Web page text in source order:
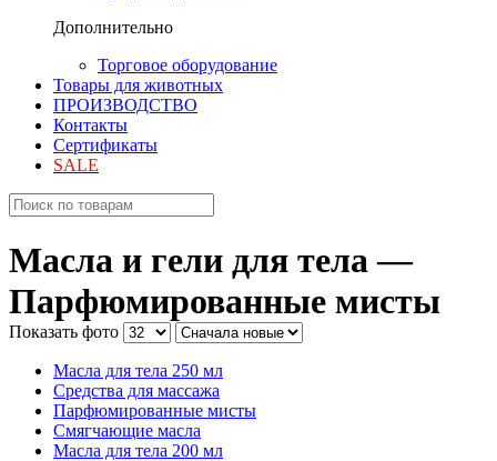
Дополнительно
Торговое оборудование
Товары для животных
ПРОИЗВОДСТВО
Контакты
Сертификаты
SALE
Масла и гели для тела —
Парфюмированные мисты
Показать фото
Масла для тела 250 мл
Средства для массажа
Парфюмированные мисты
Смягчающие масла
Масла для тела 200 мл